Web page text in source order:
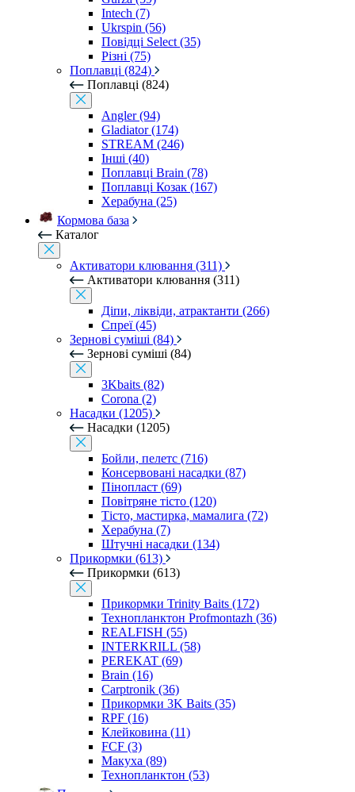
Intech (7)
Ukrspin (56)
Повідці Select (35)
Різні (75)
Поплавці (824)
Поплавці (824)
Angler (94)
Gladiator (174)
STREAM (246)
Інші (40)
Поплавці Brain (78)
Поплавці Козак (167)
Херабуна (25)
Кормова база
Каталог
Активатори клювання (311)
Активатори клювання (311)
Діпи, ліквіди, атрактанти (266)
Спреї (45)
Зернові суміші (84)
Зернові суміші (84)
3Kbaits (82)
Corona (2)
Насадки (1205)
Насадки (1205)
Бойли, пелетс (716)
Консервовані насадки (87)
Пінопласт (69)
Повітряне тісто (120)
Тісто, мастирка, мамалига (72)
Херабуна (7)
Штучні насадки (134)
Прикормки (613)
Прикормки (613)
Прикормки Trinity Baits (172)
Технопланктон Profmontazh (36)
REALFISH (55)
INTERKRILL (58)
PEREKAT (69)
Brain (16)
Carptronik (36)
Прикормки 3K Baits (35)
RPF (16)
Клейковина (11)
FCF (3)
Макуха (89)
Технопланктон (53)